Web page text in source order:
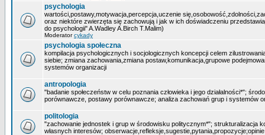
psychologia
wartości,postawy,motywacja,percepcja,uczenie
oraz niektóre zwierzęta się zachowują i jak w ich doświadczeniu
do psychologii" A.Wadley A.Birch T.Malim)
Moderatorcykady
psychologia społeczna
kompilacja psychologicznych i socjologicznych koncepcji celem
siebie; zmiana zachowania,zmiana postaw,komunikacja,grupowe
systemów organizacji
antropologia
"badanie społeczeństw w celu poznania człowieka i jego działalności*";
porównawcze, postawy porównawcze; analiza zachowań grup i systemów
politologia
"zachowanie jednostek i grup w środowisku politycznym*"; strukturalizacja
własnych interesów;